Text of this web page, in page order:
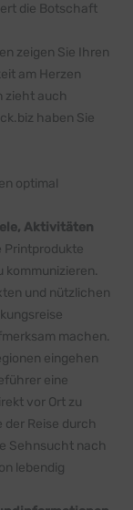
die Botschaft
zeigen Sie Ihren
am Herzen
zieht auch
haben Sie
optimal
Aktivitäten
Printprodukte
kommunizieren.
und nützlichen
machen.
eingehen
eine
vor Ort zu
der Reise durch
Sehnsucht nach
lebendig